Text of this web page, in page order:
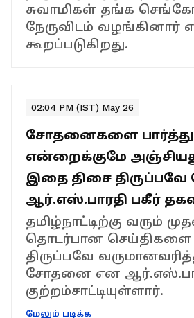
சுவாமிகள் தங்க
நேருவிடம் வழங்கினார்
கூறப்படுகிறது.
02:04 PM (IST) May 26
சோதனைகளை பார்த்து
என்றைக்குமே
இதை திசை திருப்பவே
ஆர்.எஸ்.பாரதி பகீர்
தமிழ்நாட்டிற்கு வரும்
தொடர்பான செய்திகளை
திருப்பவே
சோதனை என
குற்றம்சாட்டியுள்ளார்.
மேலும் படிக்க